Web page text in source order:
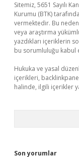
Sitemiz, 5651 Sayılı
Kurumu (BTK)
vermektedir. Bu
veya araştırma
yazdıkları içeriklerin
bu sorumluluğu kabul
Hukuka ve yasal
içerikleri,
halinde, ilgili içerikler
Son yorumlar